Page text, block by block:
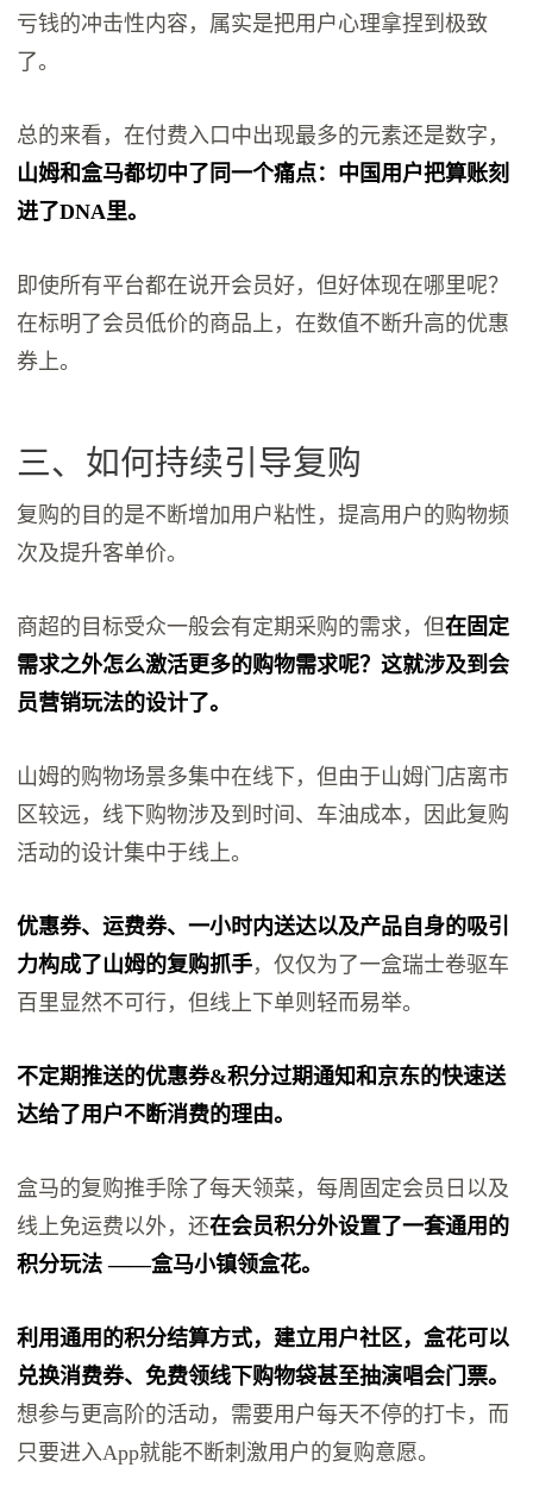
亏钱的冲击性内容，属实是把用户心理拿捏到极致
了。
总的来看，在付费入口中出现最多的元素还是数字，
山姆和盒马都切中了同一个痛点：中国用户把算账刻
进了DNA里。
即使所有平台都在说开会员好，但好体现在哪里呢？
在标明了会员低价的商品上，在数值不断升高的优惠
券上。
三、如何持续引导复购
复购的目的是不断增加用户粘性，提高用户的购物频
次及提升客单价。
商超的目标受众一般会有定期采购的需求，但在固定
需求之外怎么激活更多的购物需求呢？这就涉及到会
员营销玩法的设计了。
山姆的购物场景多集中在线下，但由于山姆门店离市
区较远，线下购物涉及到时间、车油成本，因此复购
活动的设计集中于线上。
优惠券、运费券、一小时内送达以及产品自身的吸引
力构成了山姆的复购抓手，仅仅为了一盒瑞士卷驱车
百里显然不可行，但线上下单则轻而易举。
不定期推送的优惠券&积分过期通知和京东的快速送
达给了用户不断消费的理由。
盒马的复购推手除了每天领菜，每周固定会员日以及
线上免运费以外，还在会员积分外设置了一套通用的
积分玩法 ——盒马小镇领盒花。
利用通用的积分结算方式，建立用户社区，盒花可以
兑换消费券、免费领线下购物袋甚至抽演唱会门票。
想参与更高阶的活动，需要用户每天不停的打卡，而
只要进入App就能不断刺激用户的复购意愿。